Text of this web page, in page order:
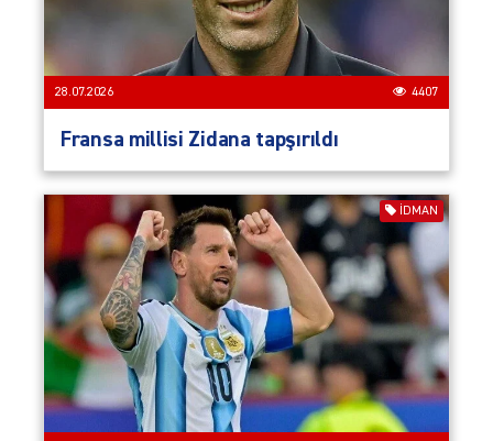
28.07.2026 4407
Fransa millisi Zidana tapşırıldı
İDMAN